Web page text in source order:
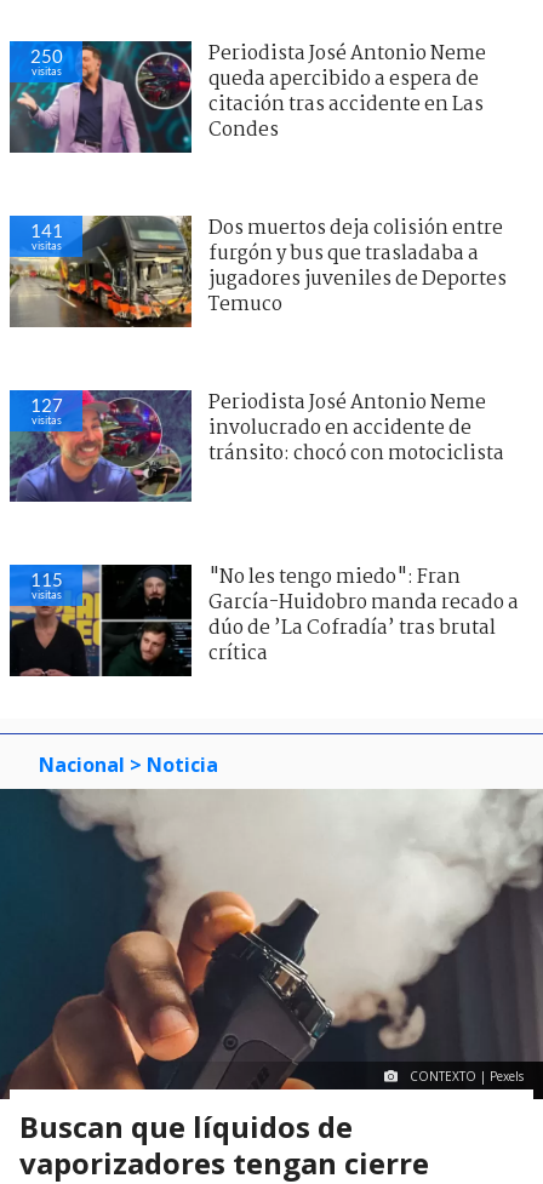
250
visitas
Periodista José Antonio Neme
queda apercibido a espera de
citación tras accidente en Las
Condes
141
visitas
Dos muertos deja colisión entre
furgón y bus que trasladaba a
jugadores juveniles de Deportes
Temuco
127
visitas
Periodista José Antonio Neme
involucrado en accidente de
tránsito: chocó con motociclista
115
visitas
"No les tengo miedo": Fran
García-Huidobro manda recado a
dúo de ’La Cofradía’ tras brutal
crítica
Nacional > Noticia
CONTEXTO | Pexels
Buscan que líquidos de
vaporizadores tengan cierre